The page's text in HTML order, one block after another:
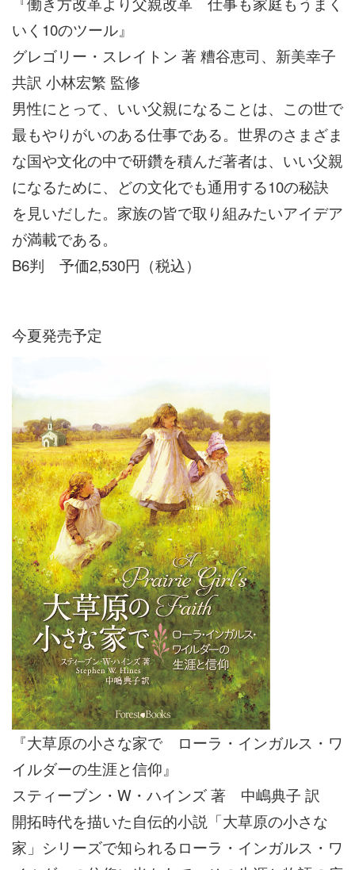
いく10のツール』
グレゴリー・スレイトン 著 糟谷恵司、新美幸子
共訳 小林宏繁 監修
男性にとって、いい父親になることは、この世で
最もやりがいのある仕事である。世界のさまざま
な国や文化の中で研鑽を積んだ著者は、いい父親
になるために、どの文化でも通用する10の秘訣
を見いだした。家族の皆で取り組みたいアイデア
が満載である。
B6判 予価2,530円（税込）
今夏発売予定
『大草原の小さな家で ローラ・インガルス・ワ
イルダーの生涯と信仰』
スティーブン・W・ハインズ 著 中嶋典子 訳
開拓時代を描いた自伝的小説「大草原の小さな
家」シリーズで知られるローラ・インガルス・ワ